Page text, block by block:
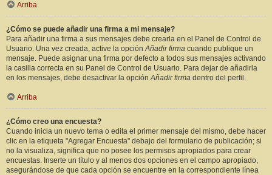
Arriba
¿Cómo se puede añadir una firma a mi mensaje?
Para añadir una firma a sus mensajes debe crearla en el Panel de Control de
Usuario. Una vez creada, active la opciónAñadir firma cuando publique un
mensaje. Puede asignar una firma por defecto a todos sus mensajes activando
la casilla correcta en su Panel de Control de Usuario. Para dejar de añadirla
en los mensajes, debe desactivar la opciónAñadir firma dentro del perfil.
Arriba
¿Cómo creo una encuesta?
Cuando inicia un nuevo tema o edita el primer mensaje del mismo, debe hacer
clic en la etiqueta "Agregar Encuesta" debajo del formulario de publicación; si
no la visualiza, significa que no posee los permisos apropiados para crear
encuestas. Inserte un título y al menos dos opciones en el campo apropiado,
asegurándose de que cada opción se encuentre en la correspondiente línea